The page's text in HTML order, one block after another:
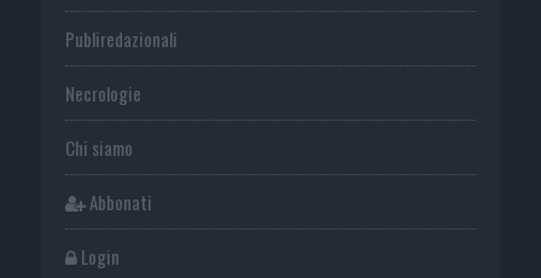
Publiredazionali
Necrologie
Chi siamo
Abbonati
Login